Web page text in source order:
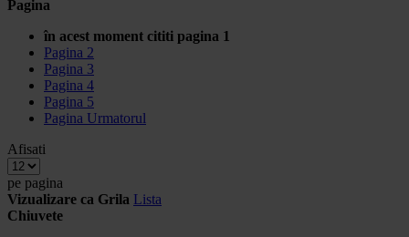
Pagina
în acest moment cititi pagina 1
Pagina 2
Pagina 3
Pagina 4
Pagina 5
Pagina Urmatorul
Afisati
pe pagina
Vizualizare ca Grila Lista
Chiuvete